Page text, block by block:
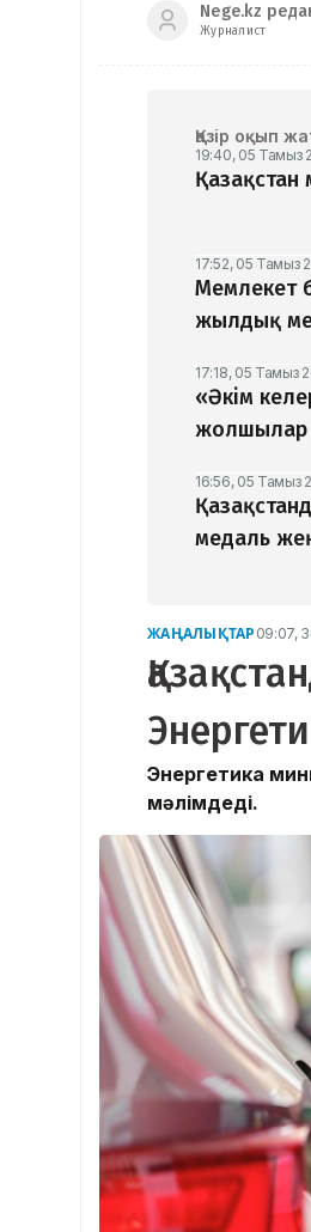
Nege.kz
Журналист
Қазір оқып
19:40, 05 Тамыз
Қазақстан
17:52, 05 Тамыз
Мемлекет
жылдық
17:18, 05 Тамыз
«Әкім
жолшылар
16:56, 05 Тамыз
медаль
ЖАҢАЛЫҚТАР 09:07,
Энергетика
мәлімдеді.